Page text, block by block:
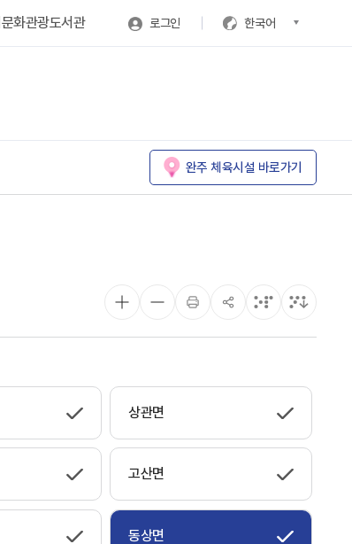
문화관광도서관 로그인 한국어
완주 체육시설 바로가기
상관면
고산면
동상면